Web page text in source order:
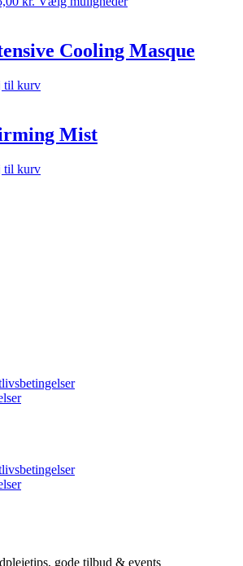
Cooling Masque
til kurv
Mist
til kurv
gode tilbud & events